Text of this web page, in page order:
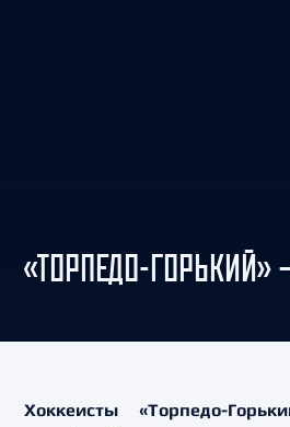
«ТОРПЕДО-ГОРЬКИЙ»
Хоккеисты «Торпедо-